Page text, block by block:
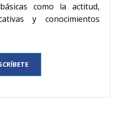
como la actitud,
y conocimientos